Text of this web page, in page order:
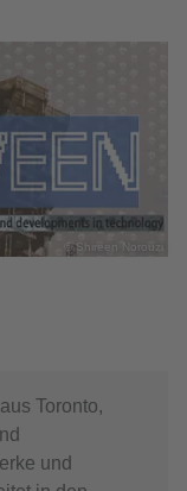
© Shireen Norouzi
Toronto,
und